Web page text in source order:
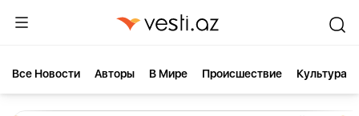
Все Новости Aвторы В Мире Происшествие Культура